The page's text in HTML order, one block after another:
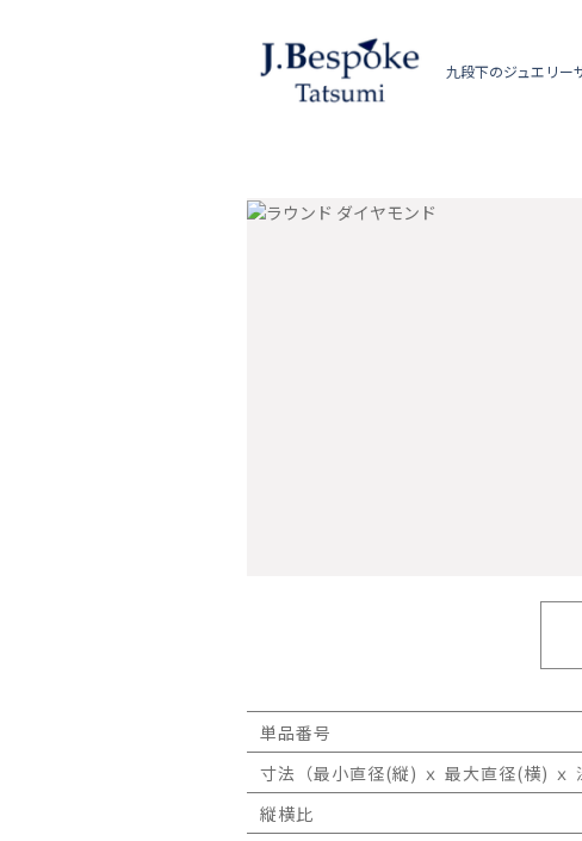
九段下のジュエリー
単品番号
寸法（最小直径(縦) ｘ 最大直径(横) ｘ
縦横比